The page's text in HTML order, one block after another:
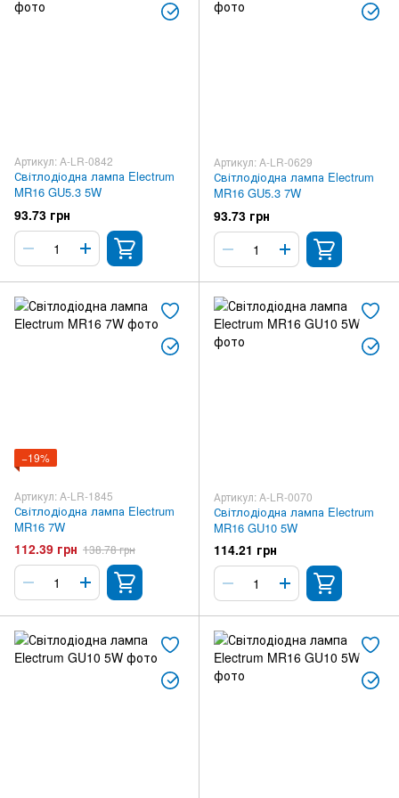
Артикул: A-LR-0842
Світлодіодна лампа Electrum
MR16 GU5.3 5W
93.73 грн
Артикул: A-LR-0629
Світлодіодна лампа Electrum
MR16 GU5.3 7W
93.73 грн
−19%
Артикул: A-LR-1845
Світлодіодна лампа Electrum
MR16 7W
112.39 грн 138.78 грн
Артикул: A-LR-0070
Світлодіодна лампа Electrum
MR16 GU10 5W
114.21 грн